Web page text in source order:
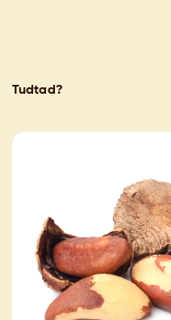
Tudtad?